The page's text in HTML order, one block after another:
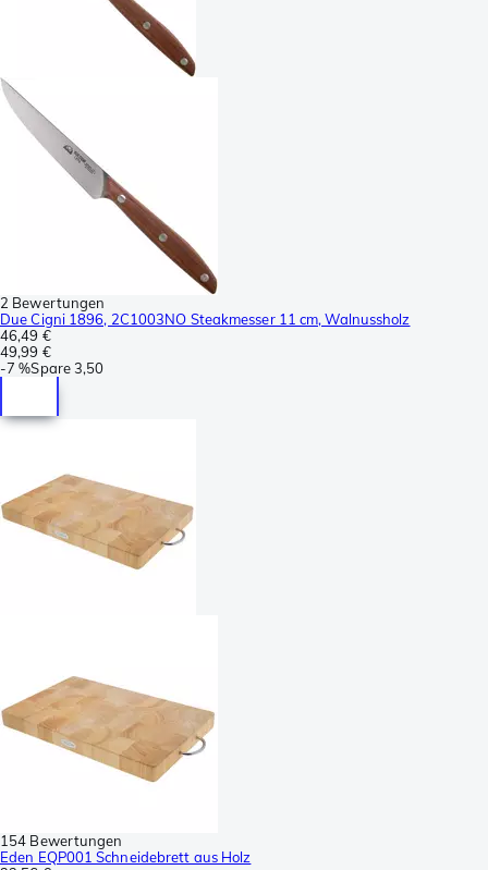
2 Bewertungen
Due Cigni 1896, 2C1003NO Steakmesser 11 cm, Walnussholz
46,49 €
49,99 €
-7 %Spare3,50
154 Bewertungen
Eden EQP001 Schneidebrett aus Holz